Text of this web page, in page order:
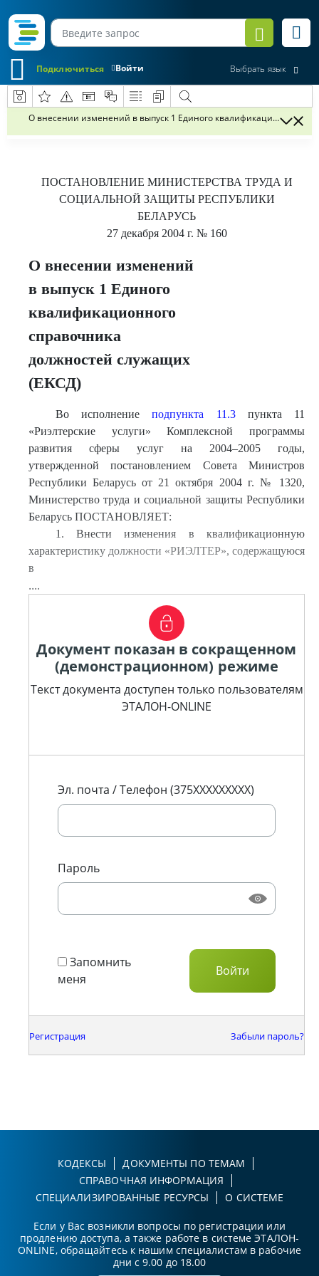
Войти
Подключиться Выбрать язык
О внесении изменений в выпуск 1 Единого квалификационного
ПОСТАНОВЛЕНИЕ МИНИСТЕРСТВА ТРУДА И
СОЦИАЛЬНОЙ ЗАЩИТЫ РЕСПУБЛИКИ
БЕЛАРУСЬ
27 декабря 2004 г. № 160
О внесении изменений
в выпуск 1 Единого
квалификационного
справочника
должностей служащих
(ЕКСД)
Во исполнениеподпункта 11.3пункта 11
«Риэлтерские услуги» Комплексной программы
развития сферы услуг на 2004–2005 годы,
утвержденной постановлением Совета Министров
Республики Беларусь от 21 октября 2004 г. № 1320,
Министерство труда и социальной защиты Республики
Беларусь ПОСТАНОВЛЯЕТ:
1. Внести изменения в квалификационную
характеристику должности «РИЭЛТЕР», содержащуюся
в
....
Документ показан в сокращенном
(демонстрационном) режиме
Текст документа доступен только пользователям
ЭТАЛОН-ONLINE
Эл. почта / Телефон (375XXXXXXXXX)
Пароль
Запомнить
меня
Регистрация Забыли пароль?
КОДЕКСЫ
ДОКУМЕНТЫ ПО ТЕМАМ
СПРАВОЧНАЯ ИНФОРМАЦИЯ
СПЕЦИАЛИЗИРОВАННЫЕ РЕСУРСЫ
О СИСТЕМЕ
Если у Вас возникли вопросы по регистрации или
продлению доступа, а также работе в системе ЭТАЛОН-
ONLINE, обращайтесь к нашим специалистам в рабочие
дни с 9.00 до 18.00